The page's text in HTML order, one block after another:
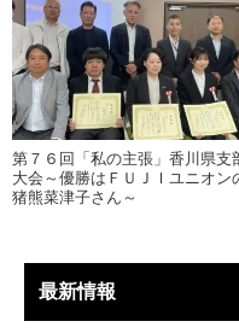
第７６回「私の主張」香川県支
大会～優勝はＦＵＪＩユニオン
猪熊菜津子さん～
最新情報